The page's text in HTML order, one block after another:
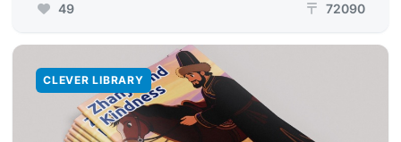
49 ₸ 72090
CLEVER LIBRARY